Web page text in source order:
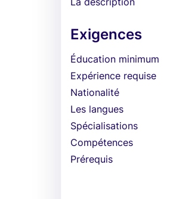
Exigences
Éducation minimum
Expérience requise
Nationalité
Les langues
Spécialisations
Compétences
Prérequis